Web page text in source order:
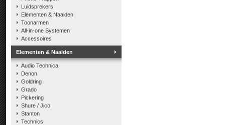
Luidsprekers
Elementen & Naalden
Toonarmen
All-in-one Systemen
Accessoires
Elementen & Naalden
Audio Technica
Denon
Goldring
Grado
Pickering
Shure / Jico
Stanton
Technics